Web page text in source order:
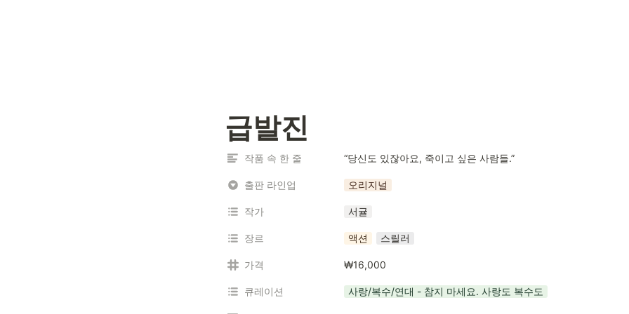
급발진
작품 속 한 줄 “당신도 있잖아요, 죽이고 싶은 사람들.”
출판 라인업 오리지널
작가 서귤
장르 액션 스릴러
가격 ₩16,000
큐레이션 사랑/복수/연대 - 참지 마세요. 사랑도 복수도